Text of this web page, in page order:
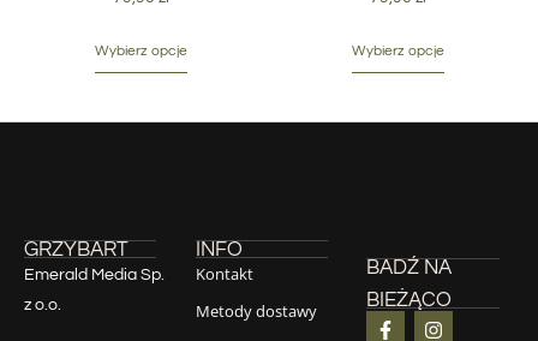
Wybierz opcje Wybierz opcje
GRZYBART
Emerald Media Sp.
z o.o.
INFO
Kontakt
Metody dostawy
BADŹ NA
BIEŻĄCO